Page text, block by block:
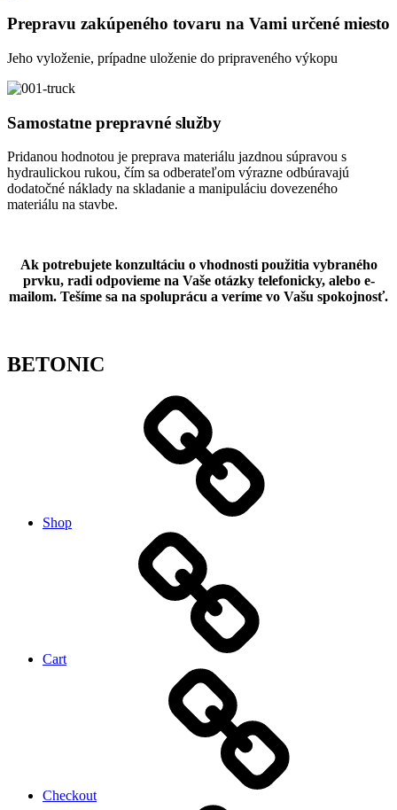
Prepravu zakúpeného tovaru na Vami určené miesto
Jeho vyloženie, prípadne uloženie do pripraveného výkopu
Samostatne prepravné služby
Pridanou hodnotou je preprava materiálu jazdnou súpravou s
hydraulickou rukou, čím sa odberateľom výrazne odbúravajú
dodatočné náklady na skladanie a manipuláciu dovezeného
materiálu na stavbe.
Ak potrebujete konzultáciu o vhodnosti použitia vybraného
prvku, radi odpovieme na Vaše otázky telefonicky, alebo e-
mailom. Tešíme sa na spoluprácu a veríme vo Vašu spokojnosť.
BETONIC
Shop
Cart
Checkout